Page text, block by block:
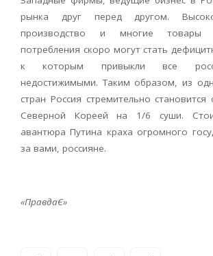
рынка друг перед другом.
производство и многие товары
потребления скоро могут стать
к которым привыкли все
недостижимыми. Таким образом, из
стран Россия стремительно становится
Северной Кореей на 1/6 суши.
авантюра Путина краха огромного
за вами, россияне.
«ПравдаЄ»